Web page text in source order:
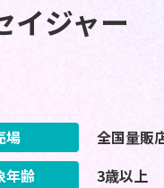
イジャー
場
全国量販
年齢
3歳以上